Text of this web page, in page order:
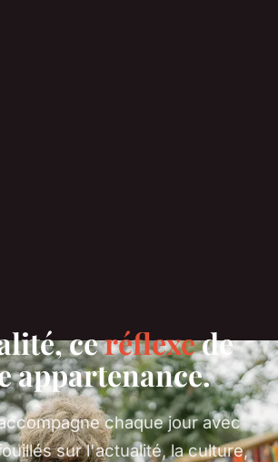
ceréflexede
appartenance.
chaque jour avec
sur l'actualité, la culture,